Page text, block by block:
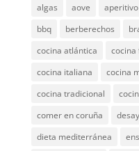
algas aove aperitivo
bbq
berberechos
cocina atlántica
cocina
cocina italiana
cocina
cocina tradicional
comer en coruña
dieta mediterránea